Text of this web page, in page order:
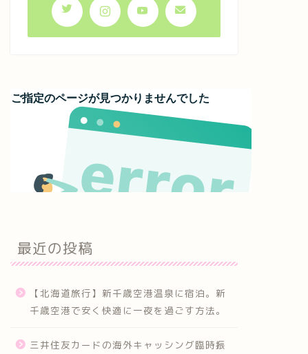
最近の投稿
【北海道旅行】新千歳空港温泉に宿泊。新
千歳空港で安く快適に一夜を過ごす方法。
三井住友カードの海外キャッシング臨時振